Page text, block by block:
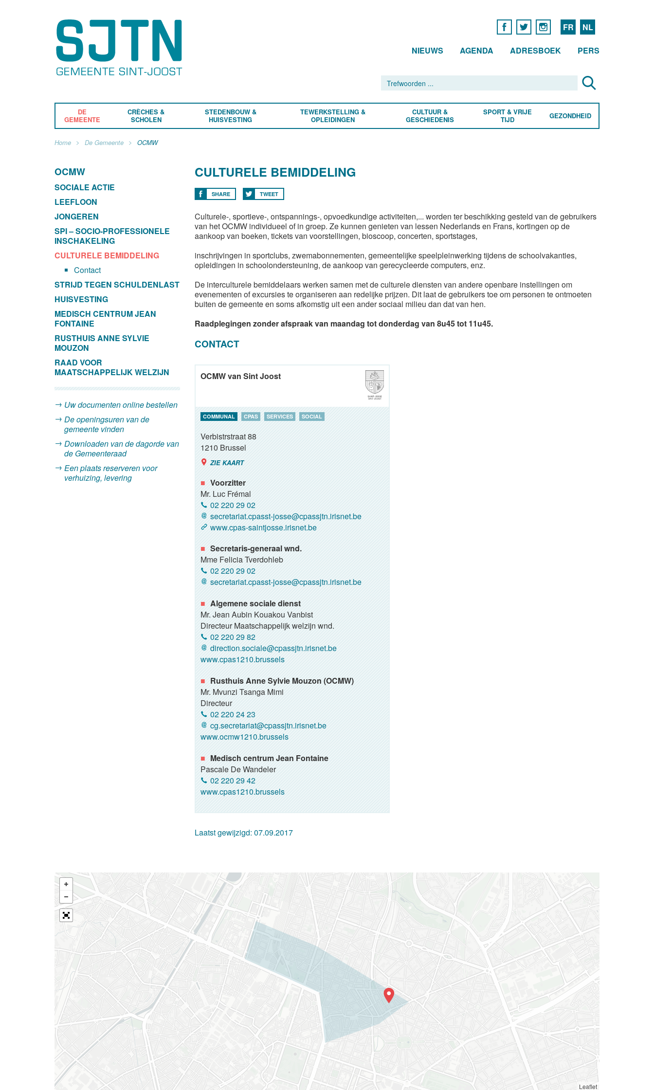
FR NL
NIEUWS AGENDA ADRESBOEK PERS
DE
GEMEENTE
CRÈCHES &
SCHOLEN
STEDENBOUW &
HUISVESTING
TEWERKSTELLING &
OPLEIDINGEN
CULTUUR &
GESCHIEDENIS
SPORT & VRIJE
TIJD
GEZONDHEID
Home De Gemeente OCMW
OCMW
SOCIALE ACTIE
LEEFLOON
JONGEREN
SPI – SOCIO-PROFESSIONELE
INSCHAKELING
CULTURELE BEMIDDELING
Contact
STRIJD TEGEN SCHULDENLAST
HUISVESTING
MEDISCH CENTRUM JEAN
FONTAINE
RUSTHUIS ANNE SYLVIE
MOUZON
RAAD VOOR
MAATSCHAPPELIJK WELZIJN
Uw documenten online bestellen
De openingsuren van de
gemeente vinden
Downloaden van de dagorde van
de Gemeenteraad
Een plaats reserveren voor
verhuizing, levering
CULTURELE BEMIDDELING
SHARE TWEET
Culturele-, sportieve-, ontspannings-, opvoedkundige activiteiten,... worden ter beschikking gesteld van de gebruikers
van het OCMW individueel of in groep. Ze kunnen genieten van lessen Nederlands en Frans, kortingen op de
aankoop van boeken, tickets van voorstellingen, bioscoop, concerten, sportstages,
inschrijvingen in sportclubs, zwemabonnementen, gemeentelijke speelpleinwerking tijdens de schoolvakanties,
opleidingen in schoolondersteuning, de aankoop van gerecycleerde computers, enz.
De interculturele bemiddelaars werken samen met de culturele diensten van andere openbare instellingen om
evenementen of excursies te organiseren aan redelijke prijzen. Dit laat de gebruikers toe om personen te ontmoeten
buiten de gemeente en soms afkomstig uit een ander sociaal milieu dan dat van hen.
Raadplegingen zonder afspraak van maandag tot donderdag van 8u45 tot 11u45.
CONTACT
OCMW van Sint Joost
COMMUNAL CPAS SERVICES SOCIAL
Verbistrstraat 88
1210Brussel
ZIE KAART
Voorzitter
Mr. Luc Frémal
02 220 29 02
secretariat.cpasst-josse@cpassjtn.irisnet.be
www.cpas-saintjosse.irisnet.be
Secretaris-generaal wnd.
Mme Felicia Tverdohleb
02 220 29 02
secretariat.cpasst-josse@cpassjtn.irisnet.be
Algemene sociale dienst
Mr. Jean Aubin Kouakou Vanbist
Directeur Maatschappelijk welzijn wnd.
02 220 29 82
direction.sociale@cpassjtn.irisnet.be
www.cpas1210.brussels
Rusthuis Anne Sylvie Mouzon (OCMW)
Mr. Mvunzi Tsanga Mimi
Directeur
02 220 24 23
cg.secretariat@cpassjtn.irisnet.be
www.ocmw1210.brussels
Medisch centrum Jean Fontaine
Pascale De Wandeler
02 220 29 42
www.cpas1210.brussels
Laatst gewijzigd: 07.09.2017
Leaflet